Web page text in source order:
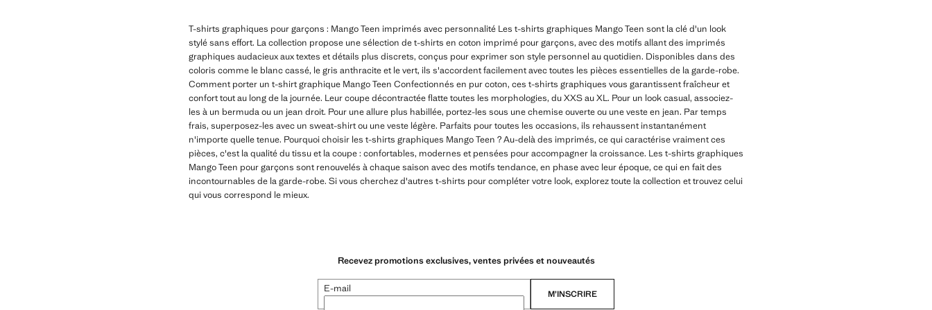
T-shirts graphiques pour garçons : Mango Teen imprimés avec personnalité Les t-shirts graphiques Mango Teen sont la clé d'un look
stylé sans effort. La collection propose une sélection de t-shirts en coton imprimé pour garçons, avec des motifs allant des imprimés
graphiques audacieux aux textes et détails plus discrets, conçus pour exprimer son style personnel au quotidien. Disponibles dans des
coloris comme le blanc cassé, le gris anthracite et le vert, ils s'accordent facilement avec toutes les pièces essentielles de la garde-robe.
Comment porter un t-shirt graphique Mango Teen Confectionnés en pur coton, ces t-shirts graphiques vous garantissent fraîcheur et
confort tout au long de la journée. Leur coupe décontractée flatte toutes les morphologies, du XXS au XL. Pour un look casual, associez-
les à un bermuda ou un jean droit. Pour une allure plus habillée, portez-les sous une chemise ouverte ou une veste en jean. Par temps
frais, superposez-les avec un sweat-shirt ou une veste légère. Parfaits pour toutes les occasions, ils rehaussent instantanément
n'importe quelle tenue. Pourquoi choisir les t-shirts graphiques Mango Teen ? Au-delà des imprimés, ce qui caractérise vraiment ces
pièces, c'est la qualité du tissu et la coupe : confortables, modernes et pensées pour accompagner la croissance. Les t-shirts graphiques
Mango Teen pour garçons sont renouvelés à chaque saison avec des motifs tendance, en phase avec leur époque, ce qui en fait des
incontournables de la garde-robe. Si vous cherchez d'autres t-shirts pour compléter votre look, explorez toute la collection et trouvez celui
qui vous correspond le mieux.
Recevez promotions exclusives, ventes privées et nouveautés
E-mail M’INSCRIRE